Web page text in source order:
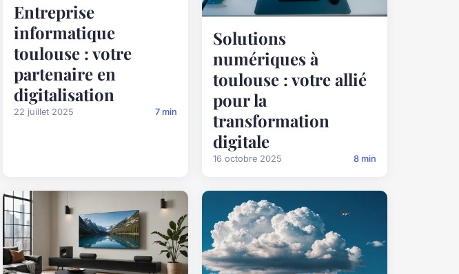
Entreprise
informatique
toulouse : votre
partenaire en
digitalisation
22 juillet 2025 7 min
Solutions
numériques à
toulouse : votre allié
pour la
transformation
digitale
16 octobre 2025 8 min